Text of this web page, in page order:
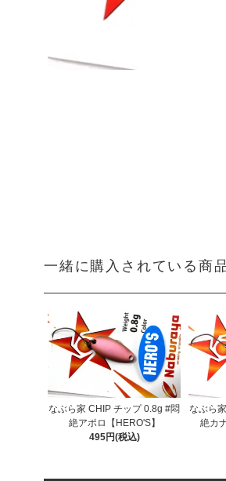
一緒に購入されている商
なぶら家 CHIP チップ 0.8g #悶
絶アポロ【HERO'S】
495円(税込)
なぶら
絶カ